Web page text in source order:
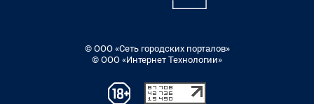
© ООО «Сеть городских порталов»
© ООО «Интернет Технологии»